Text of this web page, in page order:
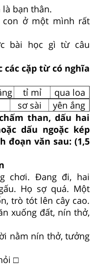
bạn thân.
ở một mình rất
bài học gì từ câu
các cặp từ có nghĩa
tỉ mỉ
qua loa
sơ sài
yên ắng
than, dấu hai
dấu ngoặc kép
đoạn văn sau: (1,5
chơi. Đang đi, hai
Họ sợ quá. Một
trò tót lên cây cao.
xuống đất, nín thở,
nằm nín thở, tưởng
□